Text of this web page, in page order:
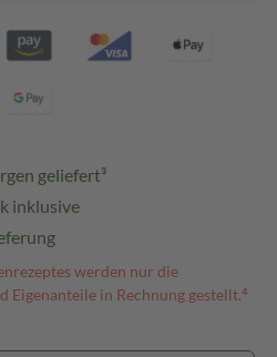
geliefert³
inklusive
werden nur die
Eigenanteile in Rechnung gestellt.⁴